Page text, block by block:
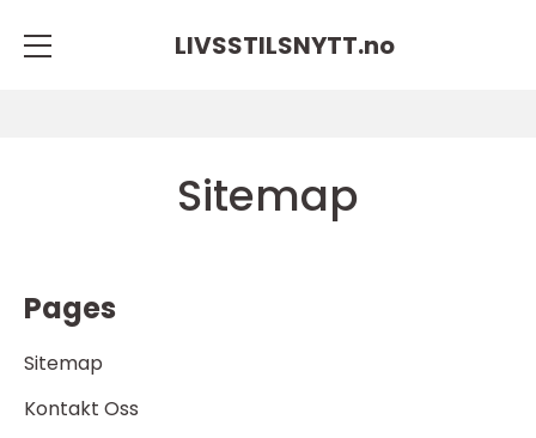
LIVSSTILSNYTT.no
Sitemap
Pages
Sitemap
Kontakt Oss